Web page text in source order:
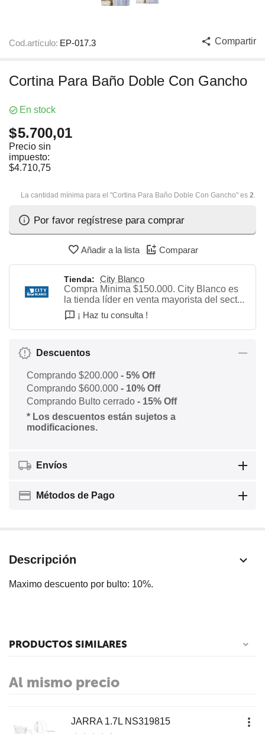
Cod.artículo: EP-017.3 Compartir
Cortina Para Baño Doble Con Gancho
En stock
$5.700,01
Precio sin
impuesto:
$4.710,75
La cantidad mínima para el "Cortina Para Baño Doble Con Gancho" es 2.
Por favor regístrese para comprar
Añadir a la lista Comparar
Tienda:
City Blanco
Compra Minima $150.000. City Blanco es
la tienda líder en venta mayorista del sect...
¡ Haz tu consulta !
Descuentos
Comprando $200.000 - 5% Off
Comprando $600.000 - 10% Off
Comprando Bulto cerrado - 15% Off
* Los descuentos están sujetos a
modificaciones.
Envíos
Métodos de Pago
Descripción
Maximo descuento por bulto: 10%.
PRODUCTOS SIMILARES
Al mismo precio
JARRA 1.7L NS319815